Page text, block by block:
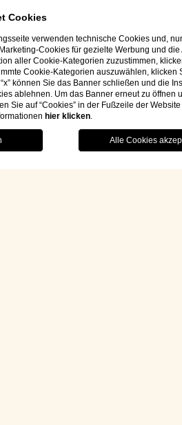
RESTAUTRANT BUCHEN
Cookies
verwenden technische Cookies und,
Cookies für gezielte Werbung und die
aller Cookie-Kategorien zuzustimmen,
Cookie-Kategorien auszuwählen, klicken
können Sie das Banner schließen und die
ablehnen. Um das Banner erneut zu öffnen
Sie auf “Cookies” in der Fußzeile der
hier klicken.